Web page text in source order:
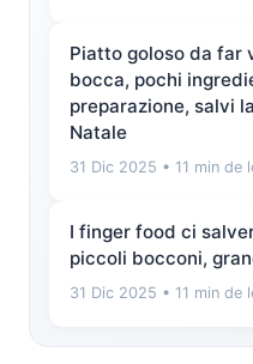
Piatto goloso da far
bocca, pochi
preparazione, salvi
Natale
31 Dic 2025 • 11 min de
I finger food ci
piccoli bocconi,
31 Dic 2025 • 11 min de